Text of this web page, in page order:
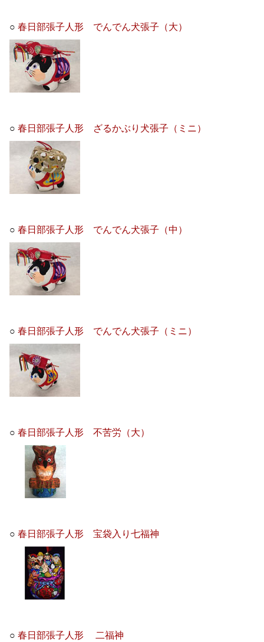
○春日部張子人形 でんでん犬張子（大）
○春日部張子人形 ざるかぶり犬張子（ミニ）
○春日部張子人形 でんでん犬張子（中）
○春日部張子人形 でんでん犬張子（ミニ）
○春日部張子人形 不苦労（大）
○春日部張子人形 宝袋入り七福神
○春日部張子人形 二福神